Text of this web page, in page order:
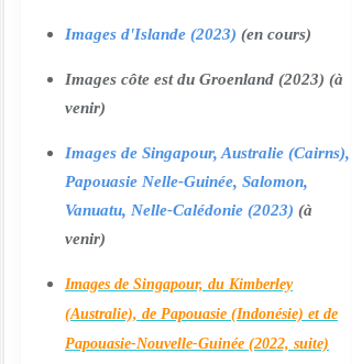
Images d'Islande (2023) (en cours)
Images côte est du Groenland (2023) (à
venir)
Images de Singapour, Australie (Cairns),
Papouasie Nelle-Guinée, Salomon,
Vanuatu, Nelle-Calédonie (2023) (à
venir)
Images de Singapour, du Kimberley
(Australie), de Papouasie (Indonésie) et de
Papouasie-Nouvelle-Guinée (2022, suite)